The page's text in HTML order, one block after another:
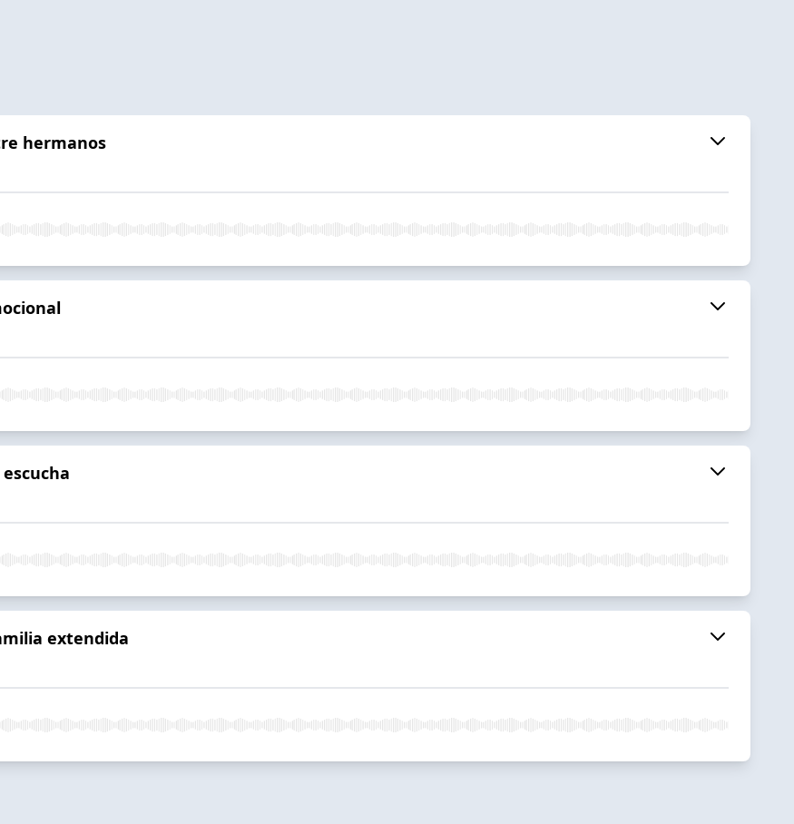
hermanos
extendida